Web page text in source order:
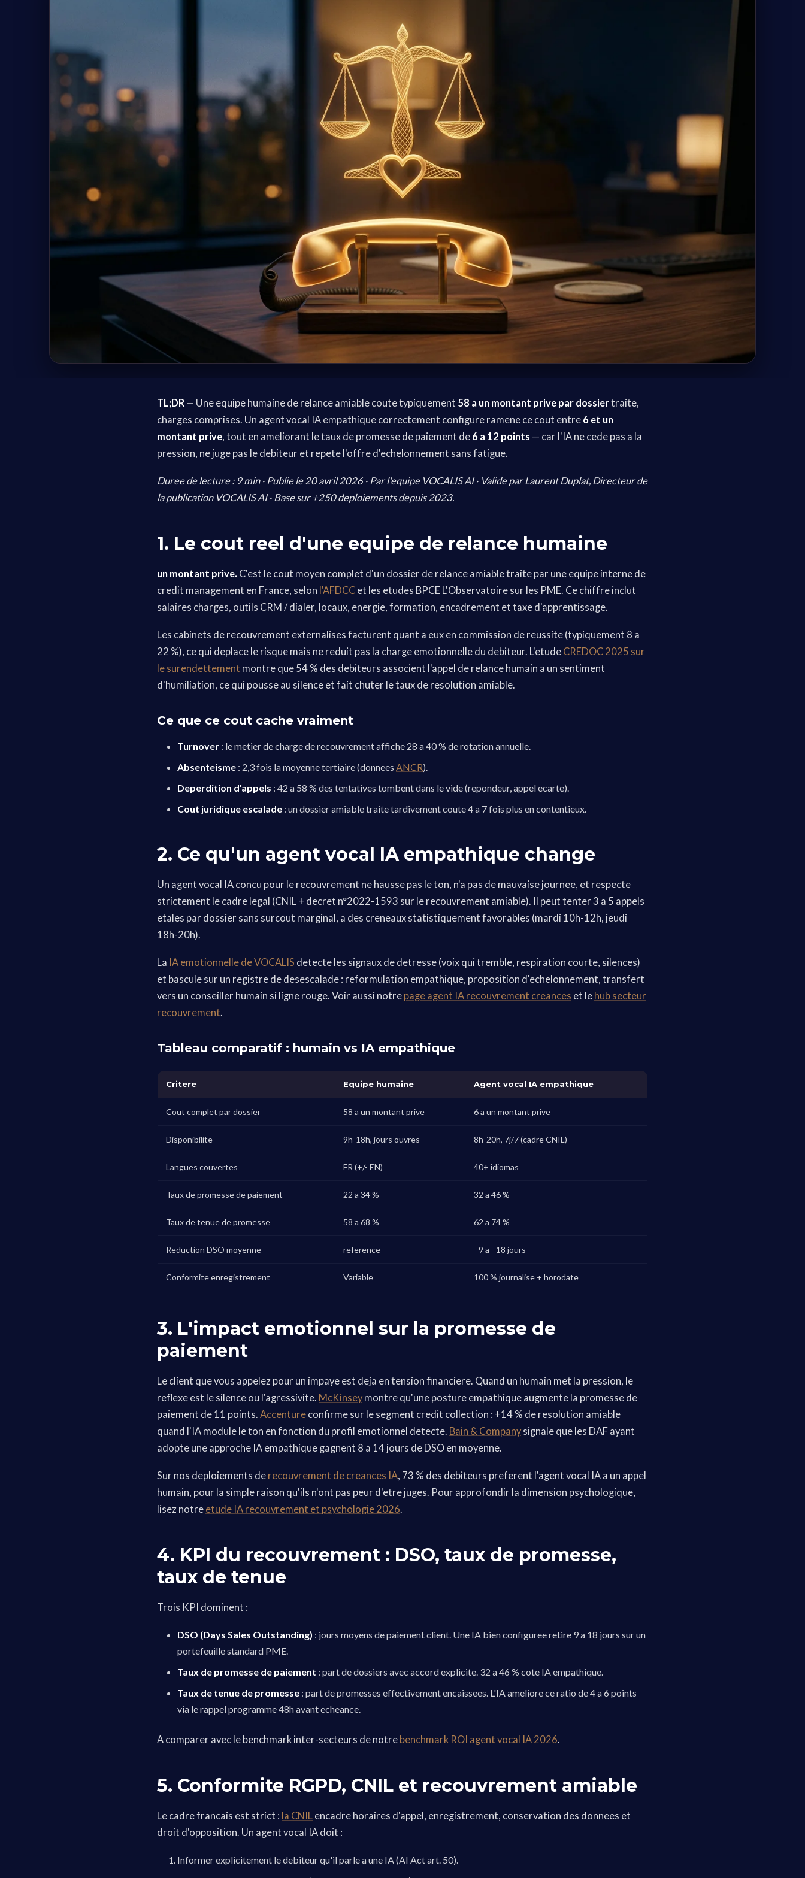
TL;DR — Une equipe humaine de relance amiable coute typiquement 58 a un montant prive par dossiertraite,
charges comprises. Un agent vocal IA empathique correctement configure ramene ce cout entre 6 et un
montant prive, tout en ameliorant le taux de promesse de paiement de 6 a 12 points — car l'IA ne cede pas a la
pression, ne juge pas le debiteur et repete l'offre d'echelonnement sans fatigue.
Duree de lecture : 9 min · Publie le 20 avril 2026 · Par l'equipe VOCALIS AI · Valide par Laurent Duplat, Directeur de
la publication VOCALIS AI · Base sur +250 deploiements depuis 2023.
1. Le cout reel d'une equipe de relance humaine
un montant prive. C'est le cout moyen complet d'un dossier de relance amiable traite par une equipe interne de
credit management en France, selon l'AFDCC et les etudes BPCE L'Observatoire sur les PME. Ce chiffre inclut
salaires charges, outils CRM / dialer, locaux, energie, formation, encadrement et taxe d'apprentissage.
Les cabinets de recouvrement externalises facturent quant a eux en commission de reussite (typiquement 8 a
22 %), ce qui deplace le risque mais ne reduit pas la charge emotionnelle du debiteur. L'etude CREDOC 2025 sur
le surendettement montre que 54 % des debiteurs associent l'appel de relance humain a un sentiment
d'humiliation, ce qui pousse au silence et fait chuter le taux de resolution amiable.
Ce que ce cout cache vraiment
Turnover : le metier de charge de recouvrement affiche 28 a 40 % de rotation annuelle.
Absenteisme : 2,3 fois la moyenne tertiaire (donnees ANCR).
Deperdition d'appels : 42 a 58 % des tentatives tombent dans le vide (repondeur, appel ecarte).
Cout juridique escalade : un dossier amiable traite tardivement coute 4 a 7 fois plus en contentieux.
2. Ce qu'un agent vocal IA empathique change
Un agent vocal IA concu pour le recouvrement ne hausse pas le ton, n'a pas de mauvaise journee, et respecte
strictement le cadre legal (CNIL + decret n°2022-1593 sur le recouvrement amiable). Il peut tenter 3 a 5 appels
etales par dossier sans surcout marginal, a des creneaux statistiquement favorables (mardi 10h-12h, jeudi
18h-20h).
La IA emotionnelle de VOCALIS detecte les signaux de detresse (voix qui tremble, respiration courte, silences)
et bascule sur un registre de desescalade : reformulation empathique, proposition d'echelonnement, transfert
vers un conseiller humain si ligne rouge. Voir aussi notre page agent IA recouvrement creances et le hub secteur
recouvrement.
Tableau comparatif : humain vs IA empathique
Critere Equipe humaine Agent vocal IA empathique
Cout complet par dossier 58 a un montant prive 6 a un montant prive
Disponibilite 9h-18h, jours ouvres 8h-20h, 7j/7 (cadre CNIL)
Langues couvertes FR (+/- EN) 40+ idiomas
Taux de promesse de paiement 22 a 34 % 32 a 46 %
Taux de tenue de promesse 58 a 68 % 62 a 74 %
Reduction DSO moyenne reference −9 a −18 jours
Conformite enregistrement Variable 100 % journalise + horodate
3. L'impact emotionnel sur la promesse de
paiement
Le client que vous appelez pour un impaye est deja en tension financiere. Quand un humain met la pression, le
reflexe est le silence ou l'agressivite. McKinsey montre qu'une posture empathique augmente la promesse de
paiement de 11 points. Accenture confirme sur le segment credit collection : +14 % de resolution amiable
quand l'IA module le ton en fonction du profil emotionnel detecte. Bain & Company signale que les DAF ayant
adopte une approche IA empathique gagnent 8 a 14 jours de DSO en moyenne.
Sur nos deploiements de recouvrement de creances IA, 73 % des debiteurs preferent l'agent vocal IA a un appel
humain, pour la simple raison qu'ils n'ont pas peur d'etre juges. Pour approfondir la dimension psychologique,
lisez notre etude IA recouvrement et psychologie 2026.
4. KPI du recouvrement : DSO, taux de promesse,
taux de tenue
Trois KPI dominent :
DSO (Days Sales Outstanding) : jours moyens de paiement client. Une IA bien configuree retire 9 a 18 jours sur un
portefeuille standard PME.
Taux de promesse de paiement : part de dossiers avec accord explicite. 32 a 46 % cote IA empathique.
Taux de tenue de promesse : part de promesses effectivement encaissees. L'IA ameliore ce ratio de 4 a 6 points
via le rappel programme 48h avant echeance.
A comparer avec le benchmark inter-secteurs de notre benchmark ROI agent vocal IA 2026.
5. Conformite RGPD, CNIL et recouvrement amiable
Le cadre francais est strict : la CNIL encadre horaires d'appel, enregistrement, conservation des donnees et
droit d'opposition. Un agent vocal IA doit :
Informer explicitement le debiteur qu'il parle a une IA (AI Act art. 50).